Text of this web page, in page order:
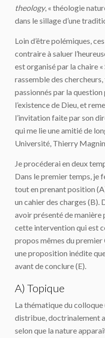
theology, « théologie
dans le sillage d’une
Loin d’être polémiques,
contraire à saluer
est organisé par la chaire
rassemble des
passionnés par la
l’existence de Dieu, et
l’invitation faite par son
qui me lie une amitié de
Université, Thierry
Je procéderai en deux
Dans le premier temps, je
tout en prenant position
un cahier des charges (B).
avoir présenté de manière
cette intervention qui est
propos mêmes du premier
une proposition inédite
avant de conclure (E).
A) Topique
La thématique du
distribue, doctrinalement
selon que la nature